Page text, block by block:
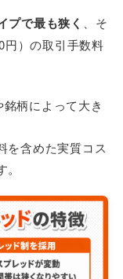
プで最も狭く 、そ
）の取引手数料
柄によって大き
を含めた実質コス